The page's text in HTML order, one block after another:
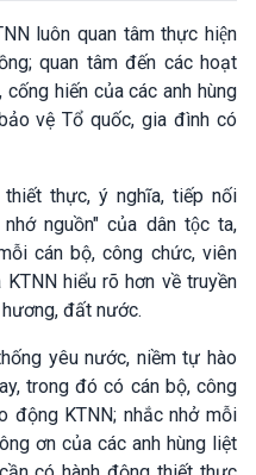
luôn quan tâm thực hiện
quan tâm đến các hoạt
hiến của các anh hùng
vệ Tổ quốc, gia đình có
thực, ý nghĩa, tiếp nối
nguồn" của dân tộc ta,
cán bộ, công chức, viên
hiểu rõ hơn về truyền
đất nước.
yêu nước, niềm tự hào
trong đó có cán bộ, công
động KTNN; nhắc nhở mỗi
ơn của các anh hùng liệt